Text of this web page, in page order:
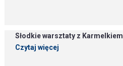
Słodkie warsztaty z Karmelkiem
Czytaj więcej